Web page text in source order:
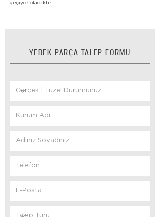
geçiyor olacaktır.
YEDEK PARÇA TALEP FORMU